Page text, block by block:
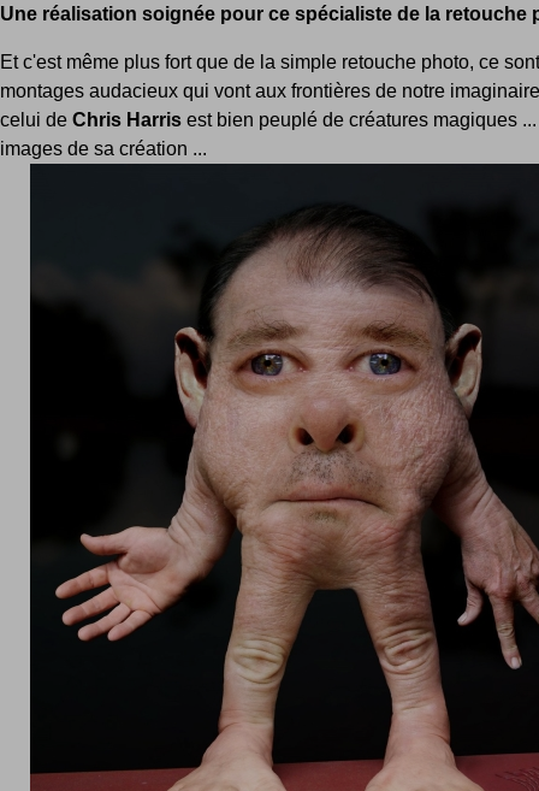
Une réalisation soignée pour ce spécialiste de la retouche
Et c'est même plus fort que de la simple retouche photo, ce
montages audacieux qui vont aux frontières de notre
celui de Chris Harris est bien peuplé de créatures magiques
images de sa création ...